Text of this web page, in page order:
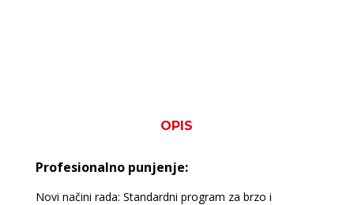
OPIS
Profesionalno punjenje:
Novi načini rada: Standardni program za brzo i